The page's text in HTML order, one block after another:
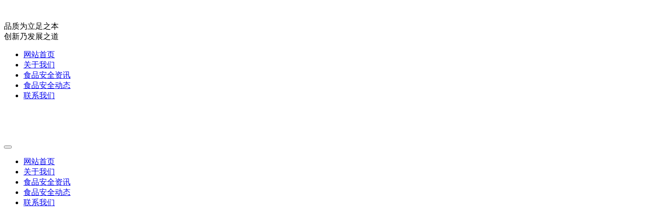
品质为立足之本
创新乃发展之道
网站首页
关于我们
食品安全资讯
食品安全动态
联系我们
网站首页
关于我们
食品安全资讯
食品安全动态
联系我们